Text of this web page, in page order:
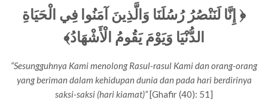
﴿ إِنَّا لَنَنْصُرُ رُسُلَنَا وَالَّذِينَ آمَنُوا فِي الْحَيَاةِ
الدُّنْيَا وَيَوْمَ يَقُومُ الْأَشْهَادُ﴾
“Sesungguhnya Kami menolong Rasul-rasul Kami dan orang-orang
yang beriman dalam kehidupan dunia dan pada hari berdirinya
saksi-saksi (hari kiamat)” [Ghafir (40): 51]